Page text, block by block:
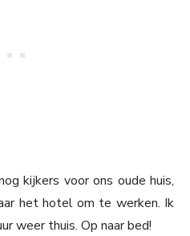
kijkers voor ons oude huis,
het hotel om te werken. Ik
weer thuis. Op naar bed!